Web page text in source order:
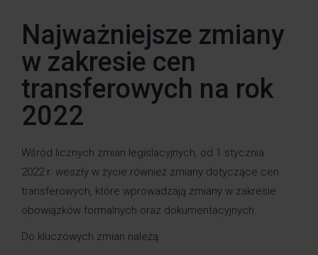
Najważniejsze zmiany
w zakresie cen
transferowych na rok
2022
Wśród licznych zmian legislacyjnych, od 1 stycznia
2022 r. weszły w życie również zmiany dotyczące cen
transferowych, które wprowadzają zmiany w zakresie
obowiązków formalnych oraz dokumentacyjnych.
Do kluczowych zmian należą: